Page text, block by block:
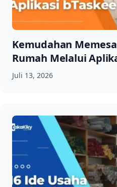
Kemudahan
Rumah Melalui
Juli 13, 2026